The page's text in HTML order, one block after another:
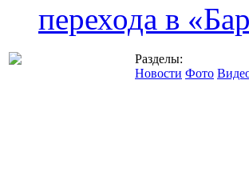
перехода в
Разделы:
Новости Фото